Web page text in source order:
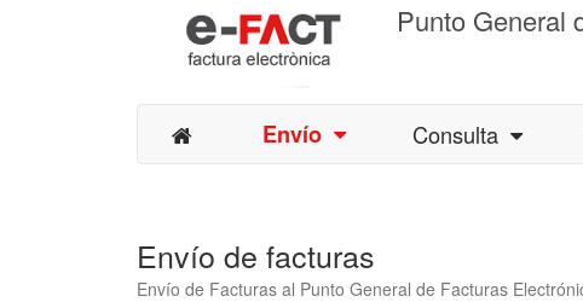
Punto General
Envío Consulta
Envío de facturas
Envío de Facturas al Punto General de Facturas